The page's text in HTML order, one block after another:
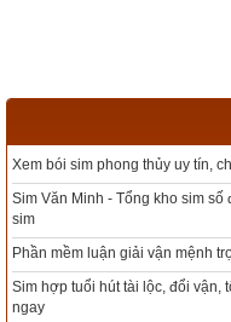
Xem bói sim phong thủy uy tín,
Sim Văn Minh - Tổng kho sim
sim
Phần mềm luận giải vận mệnh
Sim hợp tuổi hút tài lộc, đổi vận,
ngay